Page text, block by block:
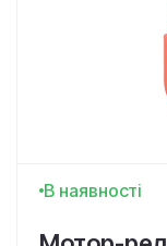
В наявності